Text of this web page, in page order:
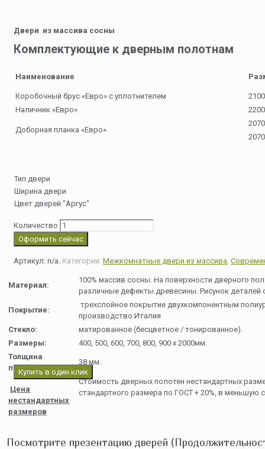
Двери из массива сосны
Комплектующие к дверным полотнам
Наименование
Коробочный брус «Евро» с уплотнителем
Наличник «Евро»
Доборная планка «Евро»
Купить в один клик
Тип двери
Ширина двери
Цвет дверей "Аргус"
Количество
Оформить сейчас
Артикул:n/a. Категории:Межкомнатные двери из массива,
Материал:
100% массив сосны. На поверхности дверного
различные дефекты древесины. Рисунок деталей
Покрытие:
трехслойное покрытие двухкомпонентным
производство Италия
Стекло:
матированное (бесцветное / тонированное).
Размеры:
400, 500, 600, 700, 800, 900 х 2000мм.
Толщина
полотна:
38 мм.
Цена
нестандартных
размеров
Стоимость дверных полотен нестандартных
стандартного размера по ГОСТ + 20%, в меньшую
Посмотрите презентацию дверей